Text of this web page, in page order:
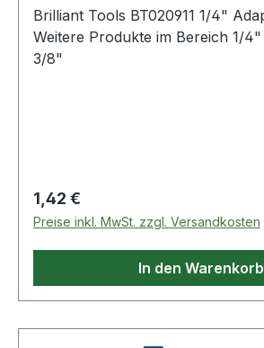
Brilliant Tools BT020911 1/4" Adapter auf 3/8"
Weitere Produkte im Bereich 1/4" Adapter auf
3/8"
Regulärer Preis:
1,42 €
Preise inkl. MwSt. zzgl. Versandkosten
In den Warenkorb